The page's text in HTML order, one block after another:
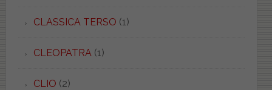
CLASSICA TERSO (1)
CLEOPATRA (1)
CLIO (2)